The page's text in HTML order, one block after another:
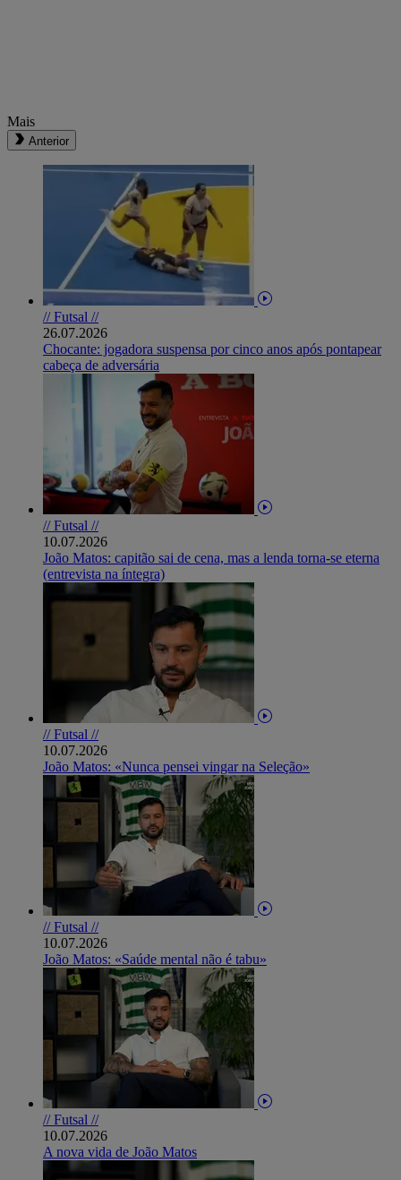
Mais
Anterior
// Futsal //
26.07.2026
Chocante: jogadora suspensa por cinco anos após pontapear
cabeça de adversária
// Futsal //
10.07.2026
João Matos: capitão sai de cena, mas a lenda torna-se eterna
(entrevista na íntegra)
// Futsal //
10.07.2026
João Matos: «Nunca pensei vingar na Seleção»
// Futsal //
10.07.2026
João Matos: «Saúde mental não é tabu»
// Futsal //
10.07.2026
A nova vida de João Matos